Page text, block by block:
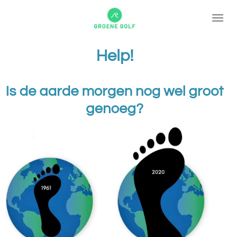
Help!
Is de aarde morgen nog wel groot
genoeg?